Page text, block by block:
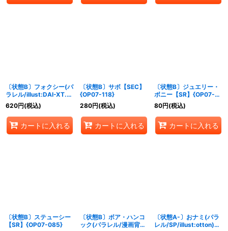
〔状態B〕フォクシー(パ
ラレル/illust:DAI-XT.)
【R/P】{OP07-071}
620円(税込)
カートに入れる
〔状態B〕サボ【SEC】
{OP07-118}
280円(税込)
カートに入れる
〔状態B〕ジュエリー・
ボニー【SR】{OP07-
026}
80円(税込)
カートに入れる
〔状態B〕ステューシー
【SR】{OP07-085}
〔状態B〕ボア・ハンコ
ック(パラレル/漫画背
〔状態A-〕おナミ(パラ
レル/SP/illust:otton)